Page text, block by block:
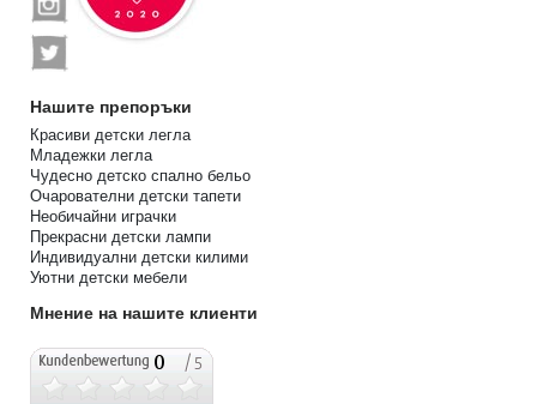
Нашите препоръки
Красиви детски легла
Младежки легла
Чудесно детско спално бельо
Очарователни детски тапети
Необичайни играчки
Прекрасни детски лампи
Индивидуални детски килими
Уютни детски мебели
Мнение на нашите клиенти